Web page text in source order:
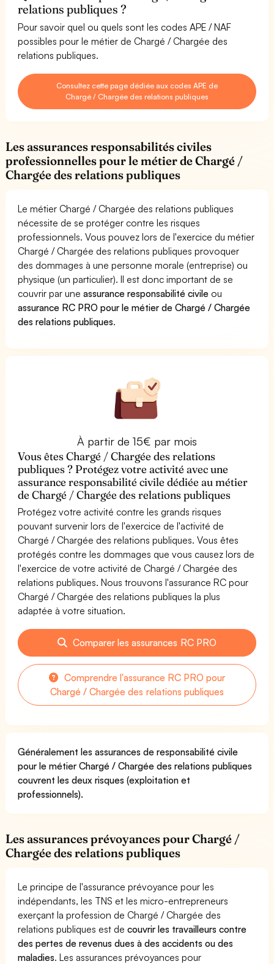
relations publiques ?
Pour savoir quel ou quels sont les codes APE / NAF
possibles pour le métier de Chargé / Chargée des
relations publiques.
Consultez cette page dédiée aux codes APE de
Chargé / Chargée des relations publiques
Les assurances responsabilités civiles
professionnelles pour le métier de Chargé /
Chargée des relations publiques
Le métier Chargé / Chargée des relations publiques
nécessite de se protéger contre les risques
professionnels. Vous pouvez lors de l'exercice du métier
Chargé / Chargée des relations publiques provoquer
des dommages à une personne morale (entreprise) ou
physique (un particulier). Il est donc important de se
couvrir par uneassurance responsabilité civile ou
assurance RC PRO pour le métier de Chargé / Chargée
des relations publiques.
À partir de 15€ par mois
Vous êtes Chargé / Chargée des relations
publiques ? Protégez votre activité avec une
assurance responsabilité civile dédiée au métier
de Chargé / Chargée des relations publiques
Protégez votre activité contre les grands risques
pouvant survenir lors de l'exercice de l'activité de
Chargé / Chargée des relations publiques. Vous êtes
protégés contre les dommages que vous causez lors de
l'exercice de votre activité de Chargé / Chargée des
relations publiques. Nous trouvons l'assurance RC pour
Chargé / Chargée des relations publiques la plus
adaptée à votre situation.
Comparer les assurances RC PRO
Comprendre l'assurance RC PRO pour
Chargé / Chargée des relations publiques
Généralement les assurances de responsabilité civile
pour le métier Chargé / Chargée des relations publiques
couvrent les deux risques (exploitation et
professionnels).
Les assurances prévoyances pour Chargé /
Chargée des relations publiques
Le principe de l'assurance prévoyance pour les
indépendants, les TNS et les micro-entrepreneurs
exerçant la profession de Chargé / Chargée des
relations publiques est decouvrir les travailleurs contre
des pertes de revenus dues à des accidents ou des
maladies. Les assurances prévoyances pour